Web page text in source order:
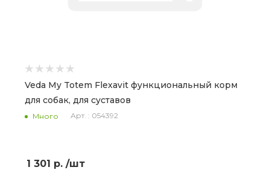
Veda My Totem Flexavit функциональный корм
для собак, для суставов
Много Арт. : 054392
1 301 р. /шт